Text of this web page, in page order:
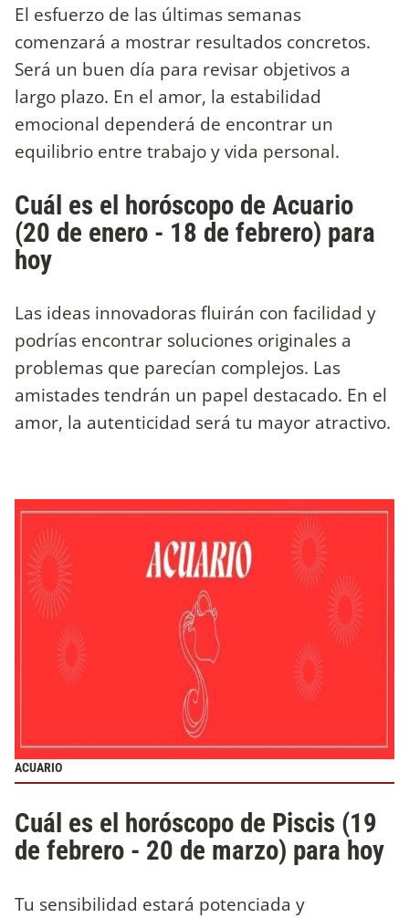
El esfuerzo de las últimas semanas
comenzará a mostrar resultados concretos.
Será un buen día para revisar objetivos a
largo plazo. En el amor, la estabilidad
emocional dependerá de encontrar un
equilibrio entre trabajo y vida personal.
Cuál es el horóscopo de Acuario
(20 de enero - 18 de febrero) para
hoy
Las ideas innovadoras fluirán con facilidad y
podrías encontrar soluciones originales a
problemas que parecían complejos. Las
amistades tendrán un papel destacado. En el
amor, la autenticidad será tu mayor atractivo.
ACUARIO
Cuál es el horóscopo de Piscis (19
de febrero - 20 de marzo) para hoy
Tu sensibilidad estará potenciada y